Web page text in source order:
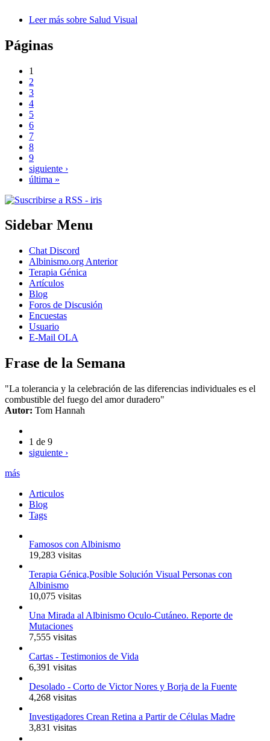
Leer más sobre Salud Visual
Páginas
1
2
3
4
5
6
7
8
9
siguiente ›
última »
Sidebar Menu
Chat Discord
Albinismo.org Anterior
Terapia Génica
Artículos
Blog
Foros de Discusión
Encuestas
Usuario
E-Mail OLA
Frase de la Semana
"La tolerancia y la celebración de las diferencias individuales es el
combustible del fuego del amor duradero"
Autor: Tom Hannah
1 de 9
siguiente ›
más
Articulos
Blog
Tags
Famosos con Albinismo
19,283 visitas
Terapia Génica,Posible Solución Visual Personas con
Albinismo
10,075 visitas
Una Mirada al Albinismo Oculo-Cutáneo. Reporte de
Mutaciones
7,555 visitas
Cartas - Testimonios de Vida
6,391 visitas
Desolado - Corto de Victor Nores y Borja de la Fuente
4,268 visitas
Investigadores Crean Retina a Partir de Células Madre
3,831 visitas